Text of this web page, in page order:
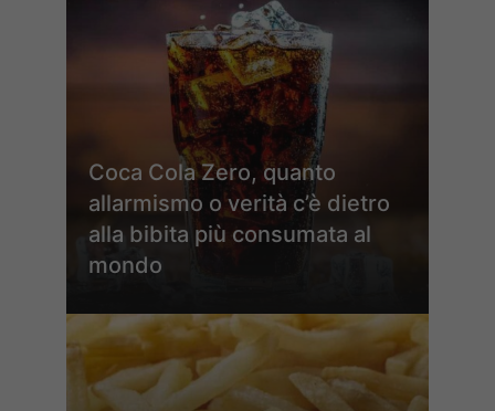
Coca Cola Zero, quanto
allarmismo o verità c’è dietro
alla bibita più consumata al
mondo